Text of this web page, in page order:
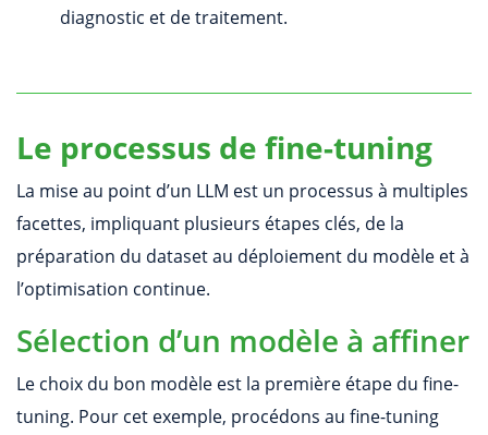
diagnostic et de traitement.
Le processus de fine-tuning
La mise au point d’un LLM est un processus à multiples
facettes, impliquant plusieurs étapes clés, de la
préparation du dataset au déploiement du modèle et à
l’optimisation continue.
Sélection d’un modèle à affiner
Le choix du bon modèle est la première étape du fine-
tuning. Pour cet exemple, procédons au fine-tuning